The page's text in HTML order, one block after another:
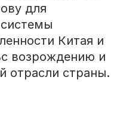
для
Китая и
возрождению и
отрасли страны.